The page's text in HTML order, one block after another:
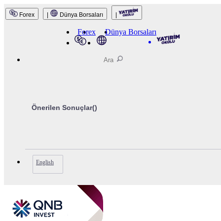
QNB Invest
Forex Dünya Borsaları
Forex Dünya Borsaları
Önerilen Sonuçlar()
English